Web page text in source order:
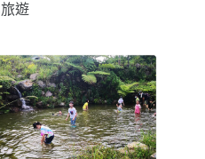
遊